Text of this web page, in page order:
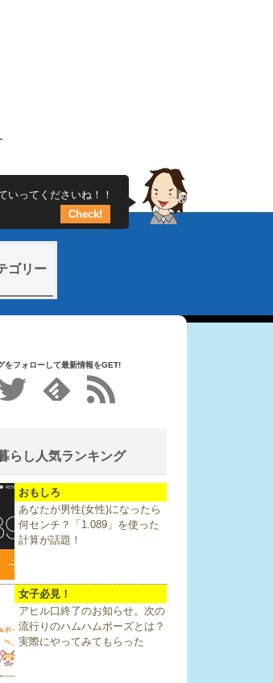
いってくださいね！！
Check!
ゴリー
をフォローして最新情報をGET!
らし人気ランキング
おもしろ
あなたが男性(女性)になったら
何センチ？「1.089」を使った
計算が話題！
女子必見！
アヒル口終了のお知らせ。次の
流行りのハムハムポーズとは？
実際にやってみてもらった